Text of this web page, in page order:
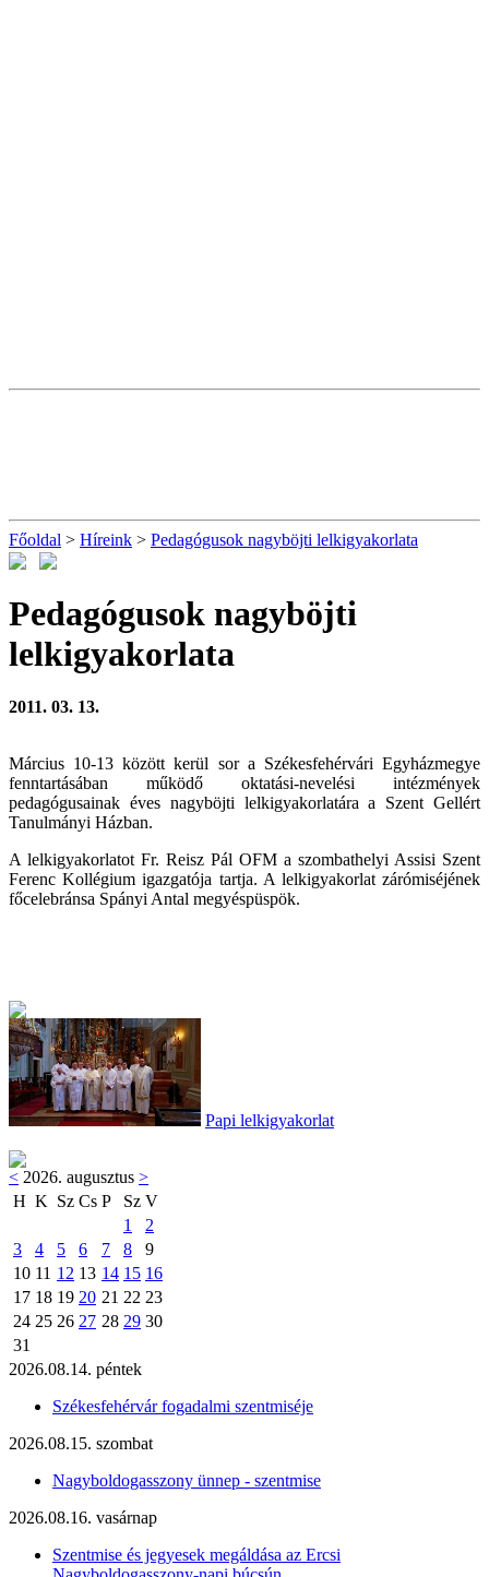
Főoldal > Híreink > Pedagógusok nagyböjti lelkigyakorlata
Pedagógusok nagyböjti
lelkigyakorlata
2011. 03. 13.
Március 10-13 között kerül sor a Székesfehérvári Egyházmegye
fenntartásában működő oktatási-nevelési intézmények
pedagógusainak éves nagyböjti lelkigyakorlatára a Szent Gellért
Tanulmányi Házban.
A lelkigyakorlatot Fr. Reisz Pál OFM a szombathelyi Assisi Szent
Ferenc Kollégium igazgatója tartja. A lelkigyakorlat zárómiséjének
főcelebránsa Spányi Antal megyéspüspök.
Papi lelkigyakorlat
< 2026. augusztus >
H K Sz Cs P Sz V
1
2
3
4 5 6 7 8
9
10 11 12 13 14 15 16
17 18 19 20 21 22 23
24 25 26 27 28 29 30
31
2026.08.14. péntek
Székesfehérvár fogadalmi szentmiséje
2026.08.15. szombat
Nagyboldogasszony ünnep - szentmise
2026.08.16. vasárnap
Szentmise és jegyesek megáldása az Ercsi